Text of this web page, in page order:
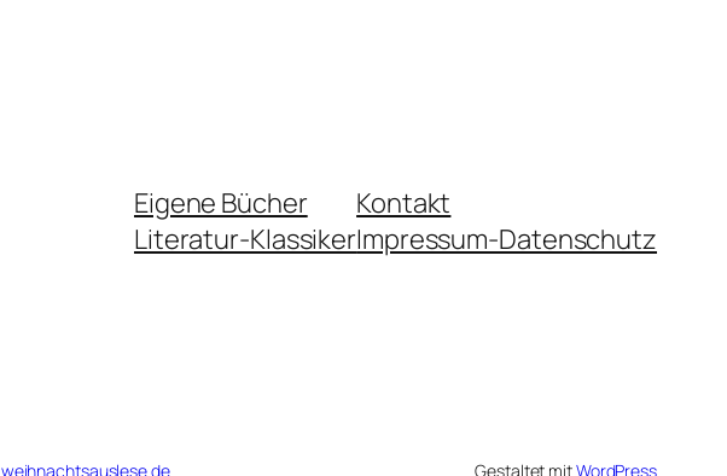
Eigene Bücher
Literatur-Klassiker
Kontakt
Impressum-Datenschutz
weihnachtsauslese.de Gestaltet mitWordPress